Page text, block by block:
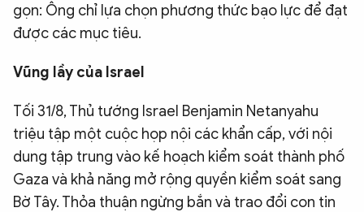
gọn: Ông chỉ lựa chọn phương thức bạo lực để đạt
được các mục tiêu.
Vũng lầy của Israel
Tối 31/8, Thủ tướng Israel Benjamin Netanyahu
triệu tập một cuộc họp nội các khẩn cấp, với nội
dung tập trung vào kế hoạch kiểm soát thành phố
Gaza và khả năng mở rộng quyền kiểm soát sang
Bờ Tây. Thỏa thuận ngừng bắn và trao đổi con tin